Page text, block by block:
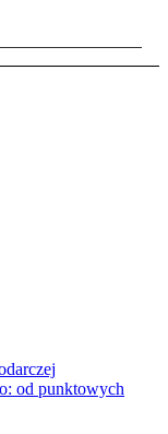
od punktowych